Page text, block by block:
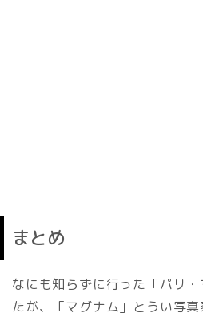
まとめ
なにも知らずに行った「パリ
たが、「マグナム」とうい写